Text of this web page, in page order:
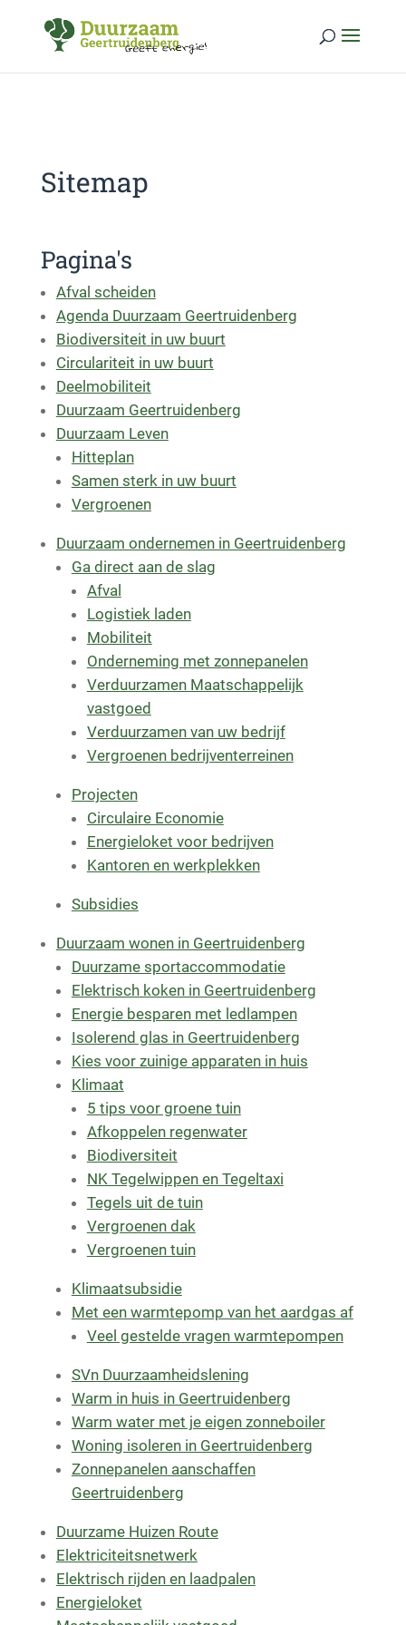
Sitemap
Pagina's
Afval scheiden
Agenda Duurzaam Geertruidenberg
Biodiversiteit in uw buurt
Circulariteit in uw buurt
Deelmobiliteit
Duurzaam Geertruidenberg
Duurzaam Leven
Hitteplan
Samen sterk in uw buurt
Vergroenen
Duurzaam ondernemen in Geertruidenberg
Ga direct aan de slag
Afval
Logistiek laden
Mobiliteit
Onderneming met zonnepanelen
Verduurzamen Maatschappelijk
vastgoed
Verduurzamen van uw bedrijf
Vergroenen bedrijventerreinen
Projecten
Circulaire Economie
Energieloket voor bedrijven
Kantoren en werkplekken
Subsidies
Duurzaam wonen in Geertruidenberg
Duurzame sportaccommodatie
Elektrisch koken in Geertruidenberg
Energie besparen met ledlampen
Isolerend glas in Geertruidenberg
Kies voor zuinige apparaten in huis
Klimaat
5 tips voor groene tuin
Afkoppelen regenwater
Biodiversiteit
NK Tegelwippen en Tegeltaxi
Tegels uit de tuin
Vergroenen dak
Vergroenen tuin
Klimaatsubsidie
Met een warmtepomp van het aardgas af
Veel gestelde vragen warmtepompen
SVn Duurzaamheidslening
Warm in huis in Geertruidenberg
Warm water met je eigen zonneboiler
Woning isoleren in Geertruidenberg
Zonnepanelen aanschaffen
Geertruidenberg
Duurzame Huizen Route
Elektriciteitsnetwerk
Elektrisch rijden en laadpalen
Energieloket